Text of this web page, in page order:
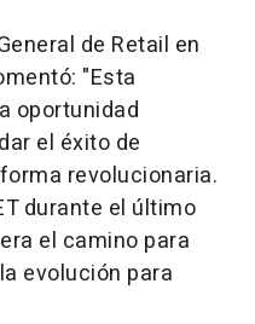
de Retail en
"Esta
oportunidad
el éxito de
revolucionaria.
durante el último
el camino para
evolución para